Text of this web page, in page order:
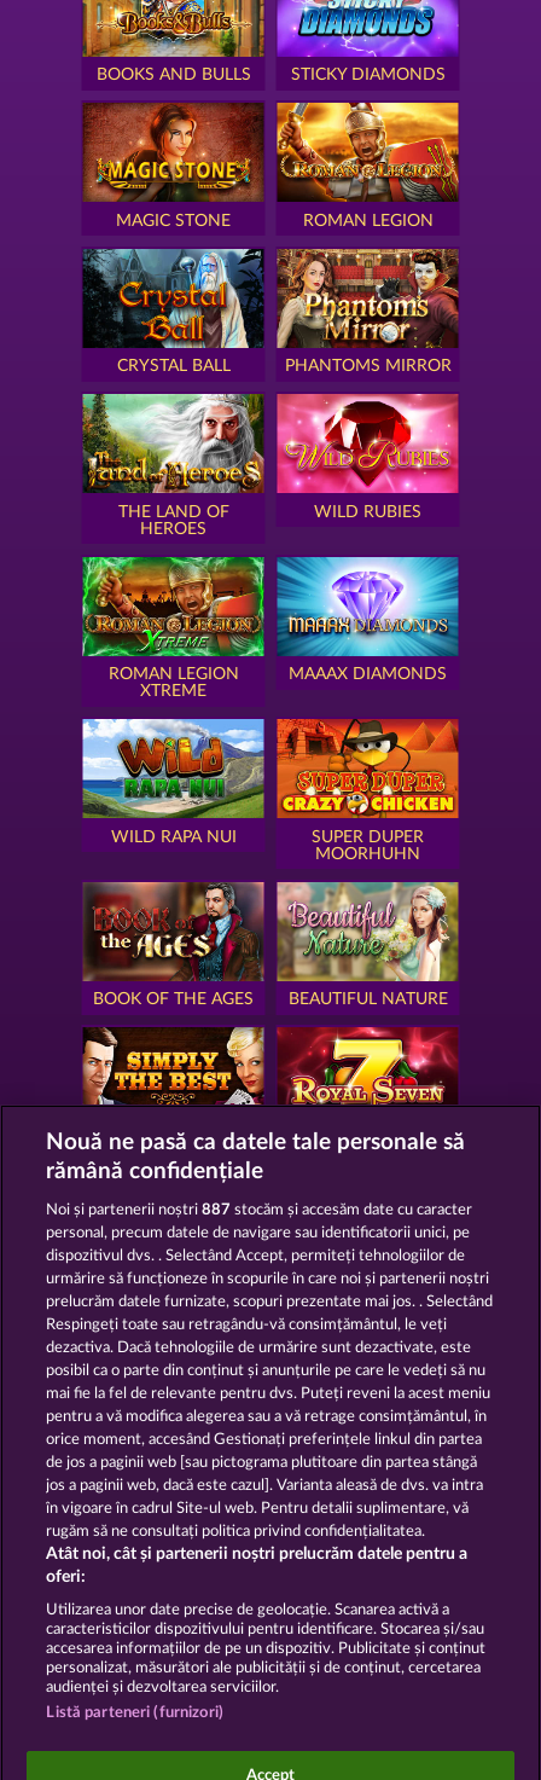
BOOKS AND BULLS STICKY DIAMONDS
MAGIC STONE ROMAN LEGION
CRYSTAL BALL PHANTOMS MIRROR
THE LAND OF
HEROES
WILD RUBIES
ROMAN LEGION
XTREME
MAAAX DIAMONDS
WILD RAPA NUI
SUPER DUPER
MOORHUHN
BOOK OF THE AGES BEAUTIFUL NATURE
SIMPLY THE BEST ROYAL SEVEN
GOLDEN EI OF
MOORHUHN
FOREVER
DIAMONDS
Afișează toate jocurile
Termeni și condiții
Declarație de confidențialitate
Asistență tehnică Firmă
Trimite Cererea de Retragere
Jocurile din cazinoul de socializare au ca unic scop
Nouă ne pasă ca datele tale personale să
rămână confidențiale
Noi și partenerii noștri887 stocăm și accesăm date cu caracter
personal, precum datele de navigare sau identificatorii unici, pe
dispozitivul dvs. . Selectând Accept, permiteți tehnologiilor de
urmărire să funcționeze în scopurile în care noi și partenerii noștri
prelucrăm datele furnizate, scopuri prezentate mai jos. . Selectând
Respingeți toate sau retragându-vă consimțământul, le veți
dezactiva. Dacă tehnologiile de urmărire sunt dezactivate, este
posibil ca o parte din conținut și anunțurile pe care le vedeți să nu
mai fie la fel de relevante pentru dvs. Puteți reveni la acest meniu
pentru a vă modifica alegerea sau a vă retrage consimțământul, în
orice moment, accesând Gestionați preferințele linkul din partea
de jos a paginii web [sau pictograma plutitoare din partea stângă
jos a paginii web, dacă este cazul]. Varianta aleasă de dvs. va intra
în vigoare în cadrul Site-ul web. Pentru detalii suplimentare, vă
rugăm să ne consultați politica privind confidențialitatea.
Atât noi, cât și partenerii noștri prelucrăm datele pentru a
oferi:
Utilizarea unor date precise de geolocație. Scanarea activă a
caracteristicilor dispozitivului pentru identificare. Stocarea și/sau
accesarea informațiilor de pe un dispozitiv. Publicitate și conținut
personalizat, măsurători ale publicității și de conținut, cercetarea
audienței și dezvoltarea serviciilor.
Listă parteneri (furnizori)
Accept